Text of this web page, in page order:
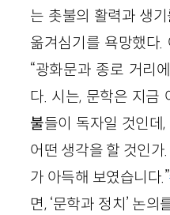
는 촛불의 활력과 생
옮겨심기를 욕망했다
“광화문과 종로 거리
다. 시는, 문학은 지금
불들이 독자일 것인데
어떤 생각을 할 것인가
가 아득해 보였습니다.”
면, ‘문학과 정치’ 논